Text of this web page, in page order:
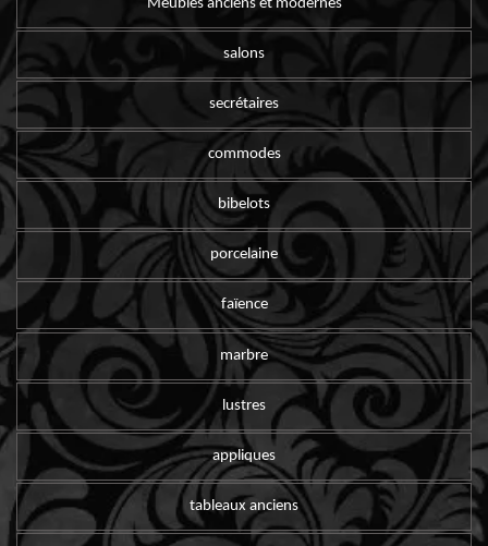
Meubles anciens et modernes
salons
secrétaires
commodes
bibelots
porcelaine
faïence
marbre
lustres
appliques
tableaux anciens